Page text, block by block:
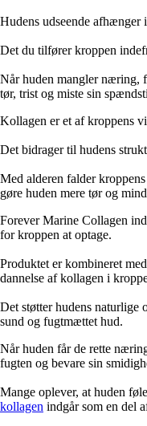
Hudens udseende
Det du tilfører kroppen
Når huden mangler næring,
tør, trist og miste sin
Kollagen er et af kroppens
Det bidrager til hudens
Med alderen falder
gøre huden mere tør og
Forever Marine Collagen
for kroppen at optage.
Produktet er kombineret
dannelse af kollagen i
Det støtter hudens naturlige
sund og fugtmættet hud.
Når huden får de rette
fugten og bevare sin
Mange oplever, at huden
kollagen indgår som en del